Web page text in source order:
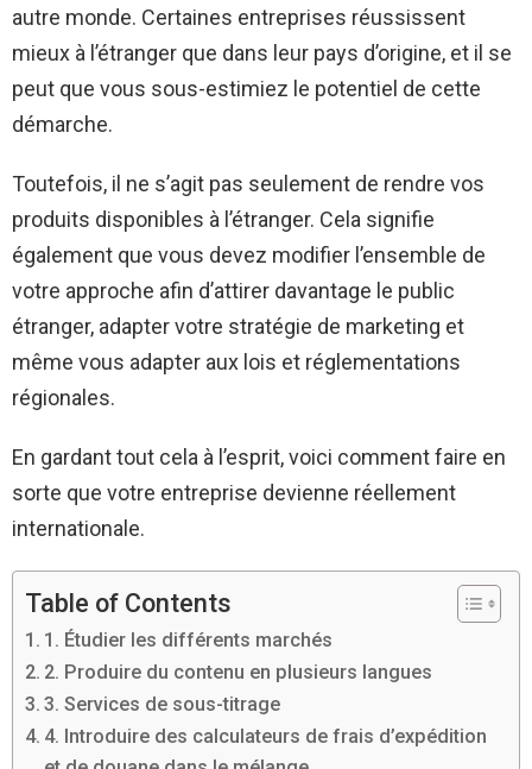
autre monde. Certaines entreprises réussissent
mieux à l’étranger que dans leur pays d’origine, et il se
peut que vous sous-estimiez le potentiel de cette
démarche.
Toutefois, il ne s’agit pas seulement de rendre vos
produits disponibles à l’étranger. Cela signifie
également que vous devez modifier l’ensemble de
votre approche afin d’attirer davantage le public
étranger, adapter votre stratégie de marketing et
même vous adapter aux lois et réglementations
régionales.
En gardant tout cela à l’esprit, voici comment faire en
sorte que votre entreprise devienne réellement
internationale.
Table of Contents
1. Étudier les différents marchés
2. Produire du contenu en plusieurs langues
3. Services de sous-titrage
4. Introduire des calculateurs de frais d’expédition